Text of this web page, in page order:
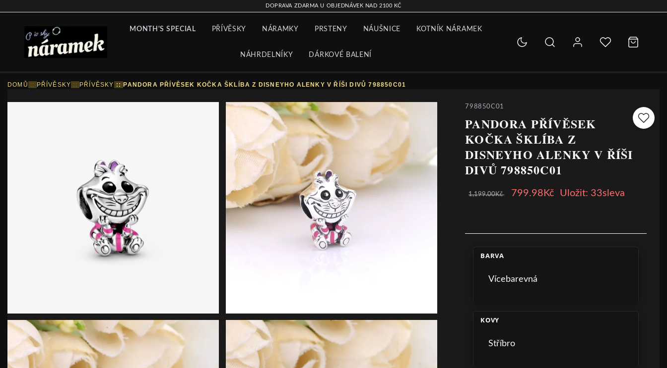
DOPRAVA ZDARMA U OBJEDNÁVEK NAD 2100 KČ
MONTH'S SPECIAL PŘÍVĚSKY NÁRAMKY PRSTENY NÁUŠNICE KOTNÍK NÁRAMEK
NÁHRDELNÍKY DÁRKOVÉ BALENÍ
DOMŮ :: PŘÍVĚSKY :: PŘÍVĚSKY :: PANDORA PŘÍVĚSEK KOČKA ŠKLÍBA Z DISNEYHO ALENKY V ŘÍŠI DIVŮ 798850C01
798850C01
PANDORA PŘÍVĚSEK
KOČKA ŠKLÍBA Z
DISNEYHO ALENKY V ŘÍŠI
DIVŮ 798850C01
1,199.00Kč 799.98Kč Uložit: 33sleva
BARVA
Vícebarevná
KOVY
Stříbro